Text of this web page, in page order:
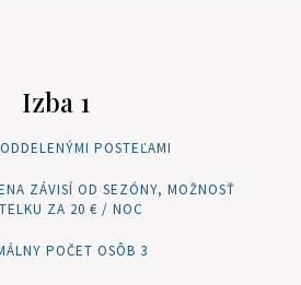
Izba 1
POSTEĽAMI
ZÁVISÍ OD SEZÓNY, MOŽNOSŤ
ZA 20 € / NOC
POČET OSÔB 3